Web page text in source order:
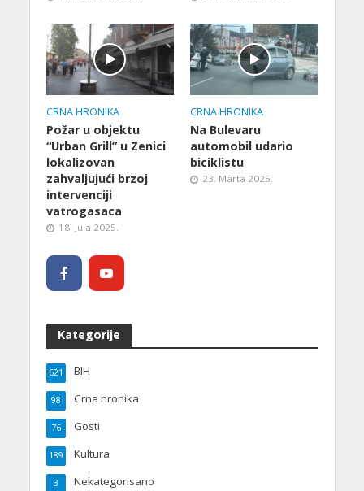
CRNA HRONIKA
Požar u objektu
“Urban Grill” u Zenici
lokalizovan
zahvaljujući brzoj
intervenciji
vatrogasaca
18. Jula 2025.
CRNA HRONIKA
Na Bulevaru
automobil udario
biciklistu
23. Marta 2025.
Kategorije
BIH
621
Crna hronika
98
Gosti
76
Kultura
189
Nekategorisano
3